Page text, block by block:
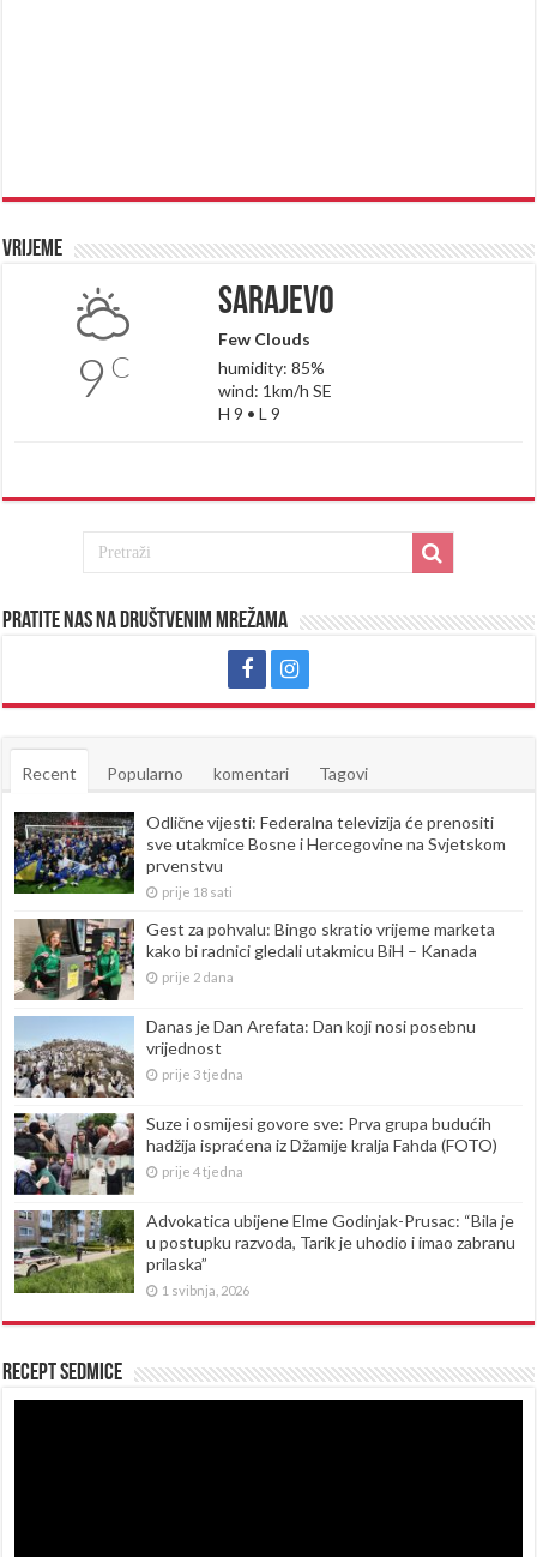
Vrijeme
9 C
Sarajevo
Few Clouds
humidity: 85%
wind: 1km/h SE
H 9 • L 9
Pratite nas na društvenim mrežama
Recent Popularno komentari Tagovi
Odlične vijesti: Federalna televizija će prenositi
sve utakmice Bosne i Hercegovine na Svjetskom
prvenstvu
prije 18 sati
Gest za pohvalu: Bingo skratio vrijeme marketa
kako bi radnici gledali utakmicu BiH – Kanada
prije 2 dana
Danas je Dan Arefata: Dan koji nosi posebnu
vrijednost
prije 3 tjedna
Suze i osmijesi govore sve: Prva grupa budućih
hadžija ispraćena iz Džamije kralja Fahda (FOTO)
prije 4 tjedna
Advokatica ubijene Elme Godinjak-Prusac: “Bila je
u postupku razvoda, Tarik je uhodio i imao zabranu
prilaska”
1 svibnja, 2026
Recept sedmice